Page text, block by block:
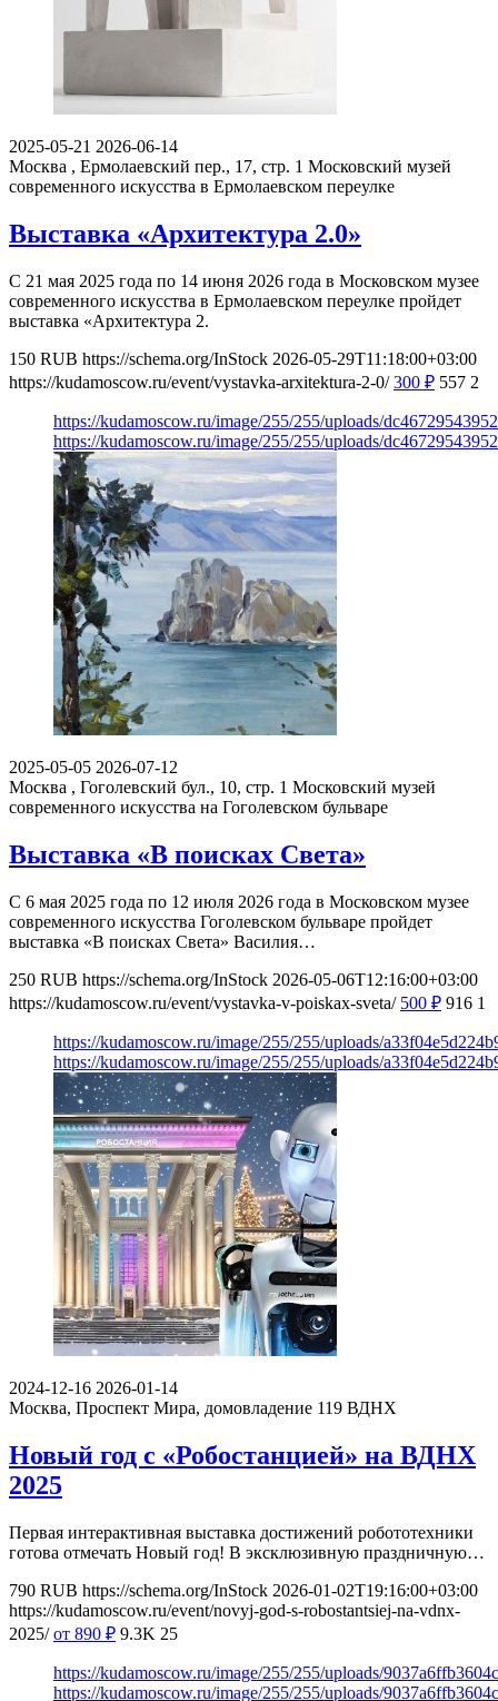
2025-05-21 2026-06-14
Москва , Ермолаевский пер., 17, стр. 1 Московский музей
современного искусства в Ермолаевском переулке
Выставка «Архитектура 2.0»
С 21 мая 2025 года по 14 июня 2026 года в Московском музее
современного искусства в Ермолаевском переулке пройдет
выставка «Архитектура 2.
150 RUB https://schema.org/InStock 2026-05-29T11:18:00+03:00
https://kudamoscow.ru/event/vystavka-arxitektura-2-0/ 300 ₽ 557 2
https://kudamoscow.ru/image/255/255/uploads/
https://kudamoscow.ru/image/255/255/uploads/
2025-05-05 2026-07-12
Москва , Гоголевский бул., 10, стр. 1 Московский музей
современного искусства на Гоголевском бульваре
Выставка «В поисках Света»
С 6 мая 2025 года по 12 июля 2026 года в Московском музее
современного искусства Гоголевском бульваре пройдет
выставка «В поисках Света» Василия…
250 RUB https://schema.org/InStock 2026-05-06T12:16:00+03:00
https://kudamoscow.ru/event/vystavka-v-poiskax-sveta/ 500 ₽ 916 1
https://kudamoscow.ru/image/255/255/uploads/
https://kudamoscow.ru/image/255/255/uploads/
2024-12-16 2026-01-14
Москва, Проспект Мира, домовладение 119 ВДНХ
Новый год с «Робостанцией» на ВДНХ
2025
Первая интерактивная выставка достижений робототехники
готова отмечать Новый год! В эксклюзивную праздничную…
790 RUB https://schema.org/InStock 2026-01-02T19:16:00+03:00
https://kudamoscow.ru/event/novyj-god-s-robostantsiej-na-vdnx-
2025/ от 890 ₽ 9.3K 25
https://kudamoscow.ru/image/255/255/uploads/
https://kudamoscow.ru/image/255/255/uploads/